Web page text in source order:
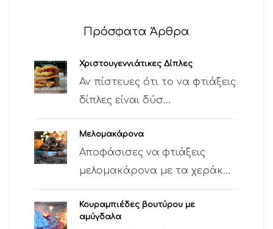
Πρόσφατα Άρθρα
Χριστουγεννιάτικες Δίπλες
Αν πίστευες ότι το να φτιάξεις
δίπλες είναι δύσ...
Μελομακάρονα
Αποφάσισες να φτιάξεις
μελομακάρονα με τα χεράκ...
Κουραμπιέδες βουτύρου με
αμύγδαλα